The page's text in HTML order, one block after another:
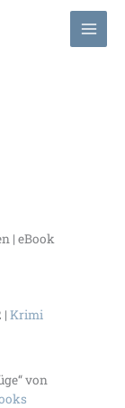
| eBook
| Krimi
von